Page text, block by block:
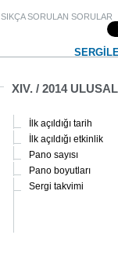
SIKÇA SORULAN SORULAR
XIV. / 2014
İlk açıldığı tarih
İlk açıldığı etkinlik
Pano sayısı
Pano boyutları
Sergi takvimi